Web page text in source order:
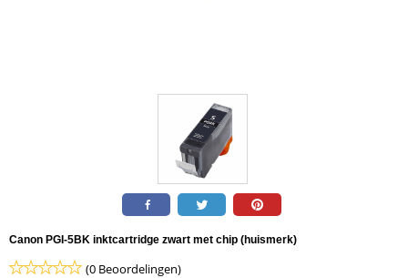
Canon PGI-5BK inktcartridge zwart met chip (huismerk)
(0 Beoordelingen)